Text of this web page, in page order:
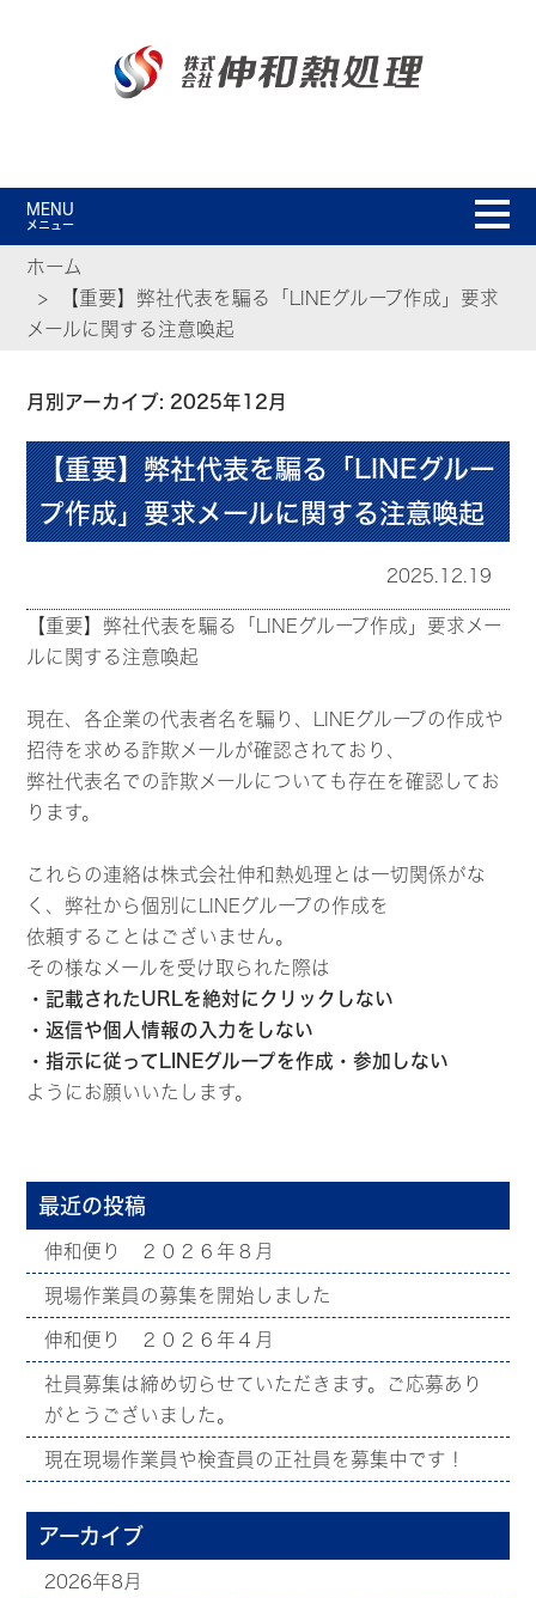
MENU
メニュー
ホーム
【重要】弊社代表を騙る「LINEグループ作成」要求
メールに関する注意喚起
月別アーカイブ: 2025年12月
【重要】弊社代表を騙る「LINEグルー
プ作成」要求メールに関する注意喚起
2025.12.19
【重要】弊社代表を騙る「LINEグループ作成」要求メー
ルに関する注意喚起
現在、各企業の代表者名を騙り、LINEグループの作成や
招待を求める詐欺メールが確認されており、
弊社代表名での詐欺メールについても存在を確認してお
ります。
これらの連絡は株式会社伸和熱処理とは一切関係がな
く、弊社から個別にLINEグループの作成を
依頼することはございません。
その様なメールを受け取られた際は
・記載されたURLを絶対にクリックしない
・返信や個人情報の入力をしない
・指示に従ってLINEグループを作成・参加しない
ようにお願いいたします。
最近の投稿
伸和便り ２０２６年８月
現場作業員の募集を開始しました
伸和便り ２０２６年４月
社員募集は締め切らせていただきます。ご応募あり
がとうございました。
現在現場作業員や検査員の正社員を募集中です！
アーカイブ
2026年8月